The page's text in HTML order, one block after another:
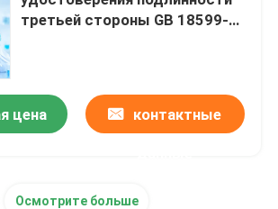
услуги
Южной Америки
третьей стороны GB 18599-
стандартное
цена контактные
Осмотрите больше